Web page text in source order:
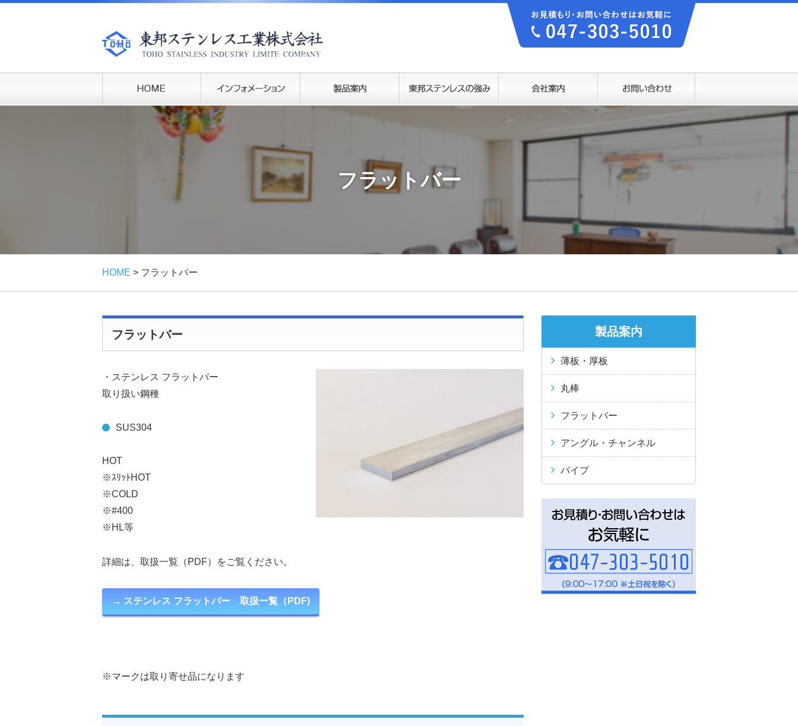
フラットバー
HOME > フラットバー
フラットバー
・ステンレス フラットバー
取り扱い鋼種
SUS304
HOT
※ｽﾘｯﾄHOT
※COLD
※#400
※HL等
詳細は、取扱一覧（PDF）をご覧ください。
→ ステンレス フラットバー 取扱一覧（PDF)
※マークは取り寄せ品になります
製品案内
薄板・厚板
丸棒
フラットバー
アングル・チャンネル
パイプ